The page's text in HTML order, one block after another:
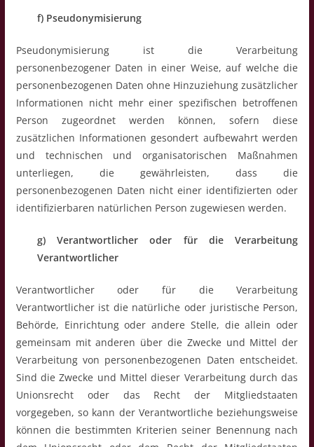
f) Pseudonymisierung
Pseudonymisierung ist die Verarbeitung
personenbezogener Daten in einer Weise, auf welche die
personenbezogenen Daten ohne Hinzuziehung zusätzlicher
Informationen nicht mehr einer spezifischen betroffenen
Person zugeordnet werden können, sofern diese
zusätzlichen Informationen gesondert aufbewahrt werden
und technischen und organisatorischen Maßnahmen
unterliegen, die gewährleisten, dass die
personenbezogenen Daten nicht einer identifizierten oder
identifizierbaren natürlichen Person zugewiesen werden.
g) Verantwortlicher oder für die Verarbeitung
Verantwortlicher
Verantwortlicher oder für die Verarbeitung
Verantwortlicher ist die natürliche oder juristische Person,
Behörde, Einrichtung oder andere Stelle, die allein oder
gemeinsam mit anderen über die Zwecke und Mittel der
Verarbeitung von personenbezogenen Daten entscheidet.
Sind die Zwecke und Mittel dieser Verarbeitung durch das
Unionsrecht oder das Recht der Mitgliedstaaten
vorgegeben, so kann der Verantwortliche beziehungsweise
können die bestimmten Kriterien seiner Benennung nach